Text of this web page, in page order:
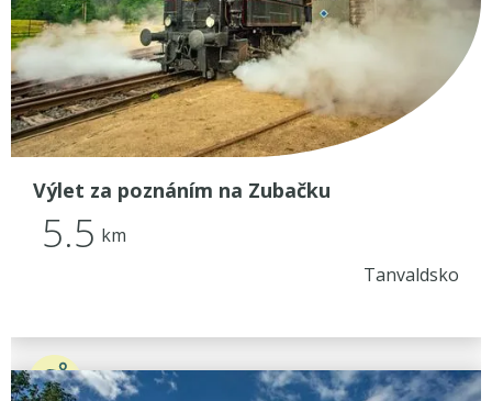
Výlet za poznáním na Zubačku
5.5 km
Tanvaldsko